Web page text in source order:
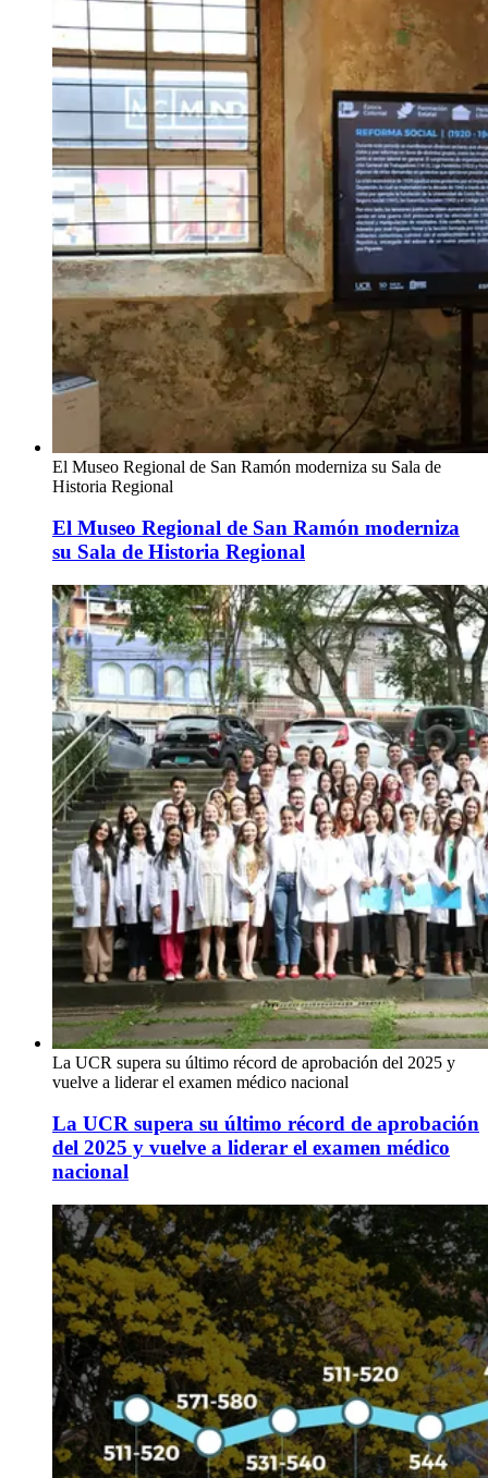
El Museo Regional de San Ramón moderniza su Sala de
Historia Regional
El Museo Regional de San Ramón moderniza
su Sala de Historia Regional
La UCR supera su último récord de aprobación del 2025 y
vuelve a liderar el examen médico nacional
La UCR supera su último récord de aprobación
del 2025 y vuelve a liderar el examen médico
nacional